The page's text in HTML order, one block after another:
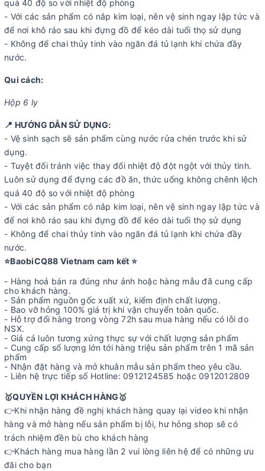
quá 40 độ so với nhiệt độ phòng
- Với các sản phẩm có nắp kim loại, nên vệ sinh ngay lập tức và
để nơi khô ráo sau khi đựng đồ để kéo dài tuổi thọ sử dụng
- Không để chai thủy tinh vào ngăn đá tủ lạnh khi chứa đầy
nước.
Qui cách:
Hộp 6 ly
📍 HƯỚNG DẪN SỬ DỤNG:
- Vệ sinh sạch sẽ sản phẩm cùng nước rửa chén trước khi sử
dụng.
- Tuyệt đối tránh việc thay đổi nhiệt độ đột ngột với thủy tinh.
Luôn sử dụng để đựng các đồ ăn, thức uống không chênh lệch
quá 40 độ so với nhiệt độ phòng
- Với các sản phẩm có nắp kim loại, nên vệ sinh ngay lập tức và
để nơi khô ráo sau khi đựng đồ để kéo dài tuổi thọ sử dụng
- Không để chai thủy tinh vào ngăn đá tủ lạnh khi chứa đầy
nước.
⭐️BaobiCQ88 Vietnam cam kết ⭐️
- Hàng hoá bán ra đúng như ảnh hoặc hàng mẫu đã cung cấp
cho khách hàng.
- Sản phẩm nguồn gốc xuất xứ, kiểm định chất lượng.
- Bao vỡ hỏng 100% giá trị khi vận chuyển toàn quốc.
- Hỗ trợ đổi hàng trong vòng 72h sau mua hàng nếu có lỗi do
NSX.
- Giá cả luôn tương xứng thực sự với chất lượng sản phẩm
- Cung cấp số lượng lớn tới hàng triệu sản phẩm trên 1 mã sản
phẩm
- Nhận đặt hàng và mở khuân mẫu sản phẩm theo yêu cầu.
- Liên hệ trực tiếp số Hotline: 0912124585 hoặc 0912012809
🥇QUYỀN LỢI KHÁCH HÀNG🥇
👉Khi nhận hàng đề nghị khách hàng quay lại video khi nhận
hàng và mở hàng nếu sản phẩm bị lỗi, hư hỏng shop sẽ có
trách nhiệm đền bù cho khách hàng
👉Khách hàng mua hàng lần 2 vui lòng liên hệ để có những ưu
đãi cho bạn